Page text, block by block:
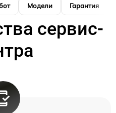
Модели Гарантия
сервис-